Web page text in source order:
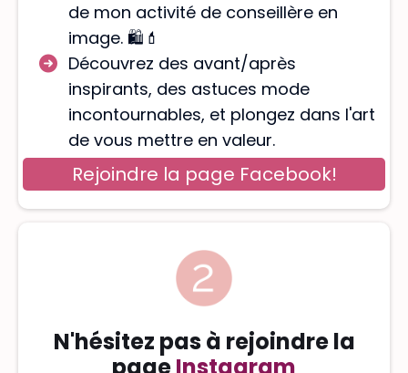
de mon activité de conseillère en
image. 🛍️💄
Découvrez des avant/après
inspirants, des astuces mode
incontournables, et plongez dans l'art
de vous mettre en valeur.
Rejoindre la page Facebook!
N'hésitez pas à rejoindre la